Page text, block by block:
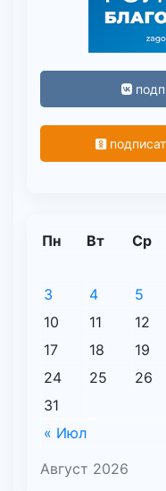
Август 2026
Пн Вт Ср
« Июл
3
4 5
10
11 12
17
18 19
24
25 26
31